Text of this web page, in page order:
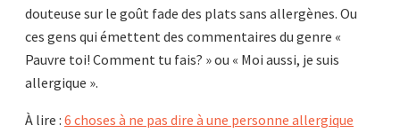
douteuse sur le goût fade des plats sans allergènes. Ou
ces gens qui émettent des commentaires du genre «
Pauvre toi! Comment tu fais? » ou « Moi aussi, je suis
allergique ».
À lire : 6 choses à ne pas dire à une personne allergique